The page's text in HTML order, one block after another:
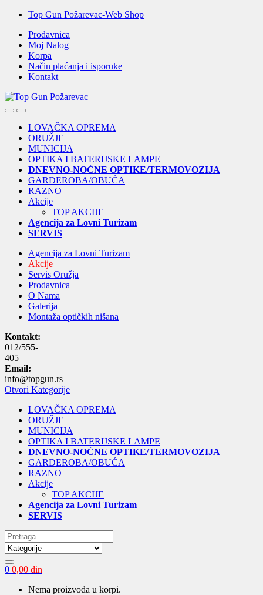
Skip
navigation
Skip
content
Top Gun Požarevac-Web Shop
Prodavnica
Moj Nalog
Korpa
Način plaćanja i isporuke
Kontakt
OpenClose
LOVAČKA OPREMA
ORUŽJE
MUNICIJA
OPTIKA I BATERIJSKE LAMPE
DNEVNO-NOĆNE OPTIKE/TERMOVOZIJA
GARDEROBA/OBUĆA
RAZNO
Akcije
TOP AKCIJE
Agencija za Lovni Turizam
SERVIS
Agencija za Lovni Turizam
Akcije
Servis Oružja
Prodavnica
O Nama
Galerija
Montaža optičkih nišana
Kontakt:
012/555-
405
Email:
info@topgun.rs
Otvori Kategorije
LOVAČKA OPREMA
ORUŽJE
MUNICIJA
OPTIKA I BATERIJSKE LAMPE
DNEVNO-NOĆNE OPTIKE/TERMOVOZIJA
GARDEROBA/OBUĆA
RAZNO
Akcije
TOP AKCIJE
Agencija za Lovni Turizam
SERVIS
Search
for:
0 0,00 din
Nema proizvoda u korpi.